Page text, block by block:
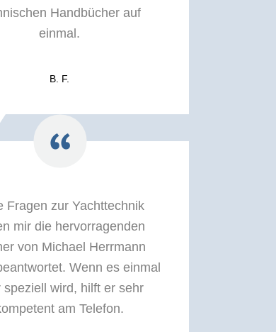
Handbücher auf
einmal.
B. F.
Fragen zur Yachttechnik
mir die hervorragenden
von Michael Herrmann
Wenn es einmal
speziell wird, hilft er sehr
am Telefon.